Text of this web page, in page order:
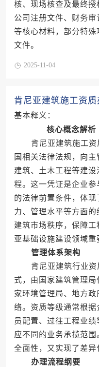
核、现场核查及最终
公司注册文件、财务
等核心材料，部分特
文件。
2025-11-04
肯尼亚建筑施工资质
基本释义：
核心概念解析
肯尼亚建筑施工资
国相关法律法规，向
建筑、土木工程等建
程。这一凭证是企业参
的法律前置条件，体
力、管理水平等方面
建筑市场秩序，保障
亚基础设施建设领域重
管理体系架构
肯尼亚建筑行业资
式，由国家建筑管理局
家环境管理局、地方
络。资质等级通常根
员配置、过往工程业
应不同的业务承揽范
全面性，又实现了差异
办理流程纲要